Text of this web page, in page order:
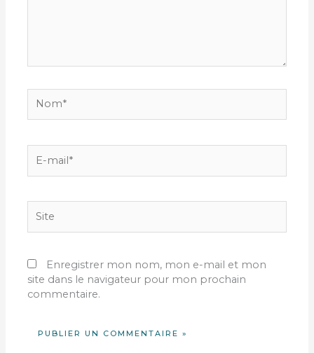
mail*
Enregistrer mon nom, mon e-mail et mon
site dans le navigateur pour mon prochain
commentaire.